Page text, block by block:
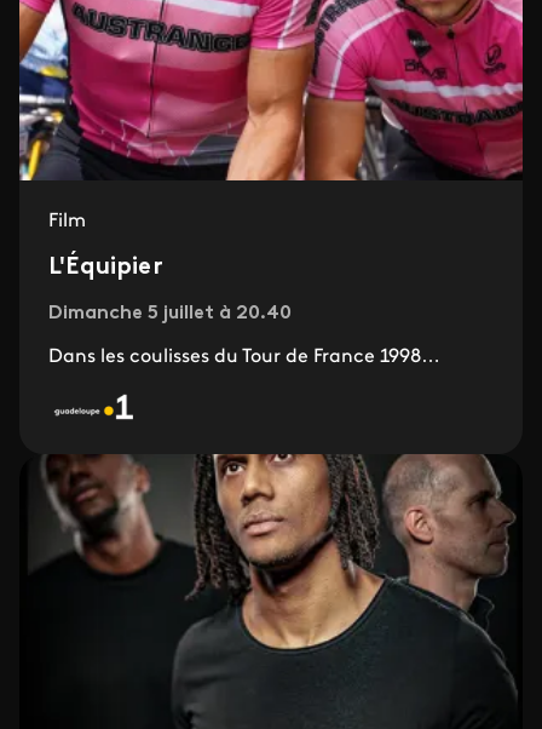
Film
L'Équipier
Dimanche 5 juillet à 20.40
Dans les coulisses du Tour de France 1998…